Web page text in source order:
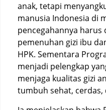
anak, tetapi
manusia Indonesia di
pencegahannya harus
pemenuhan gizi ibu
HPK. Sementara
menjadi pelengkap
menjaga kualitas gizi
tumbuh sehat, cerdas,